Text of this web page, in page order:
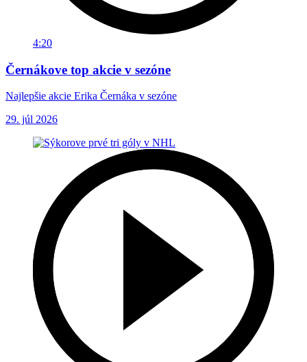
4:20
Černákove top akcie v sezóne
Najlepšie akcie Erika Černáka v sezóne
29. júl 2026